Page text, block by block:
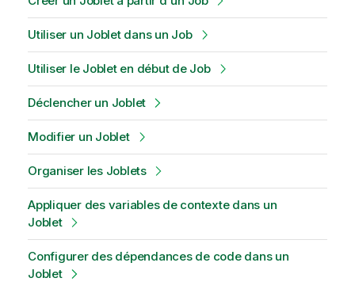
Utiliser un Joblet dans un Job
Utiliser le Joblet en début de Job
Déclencher un Joblet
Modifier un Joblet
Organiser les Joblets
Appliquer des variables de contexte dans un
Joblet
Configurer des dépendances de code dans un
Joblet